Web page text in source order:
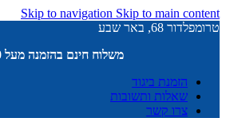
Skip to navigation Skip to main content
טרומפלדור 68, באר שבע
משלוח חינם בהזמנה מעל 300 ₪
הזמנת ביגוד
שאלות ותשובות
צרו קשר